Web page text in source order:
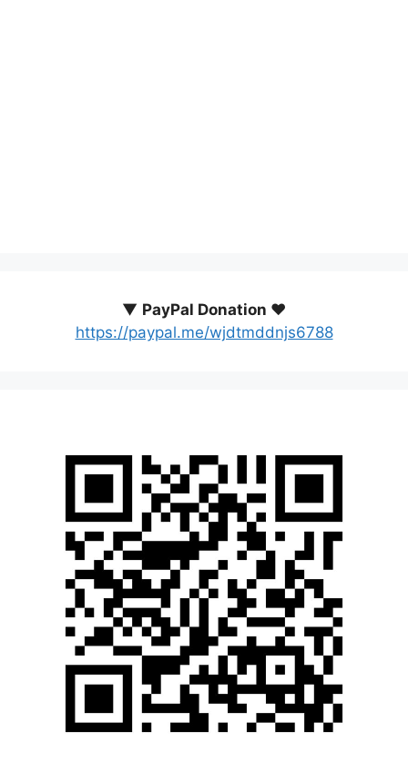
▼ PayPal Donation ♥️
https://paypal.me/wjdtmddnjs6788